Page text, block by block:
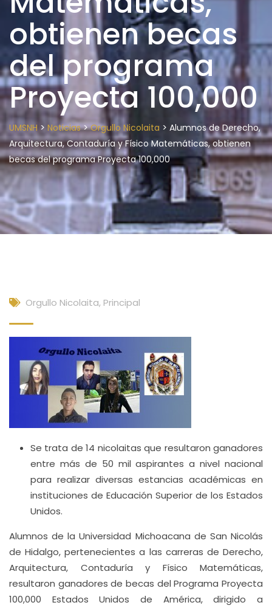
obtienen becas
del programa
Proyecta 100,000
UMSNH > Noticias>Orgullo Nicolaita > Alumnos de Derecho,
Arquitectura, Contaduría y Físico Matemáticas, obtienen
becas del programa Proyecta 100,000
Orgullo Nicolaita, Principal
Se trata de 14 nicolaitas que resultaron ganadores
entre más de 50 mil aspirantes a nivel nacional
para realizar diversas estancias académicas en
instituciones de Educación Superior de los Estados
Unidos.
Alumnos de la Universidad Michoacana de San Nicolás
de Hidalgo, pertenecientes a las carreras de Derecho,
Arquitectura, Contaduría y Físico Matemáticas,
resultaron ganadores de becas del Programa Proyecta
100,000 Estados Unidos de América, dirigido a